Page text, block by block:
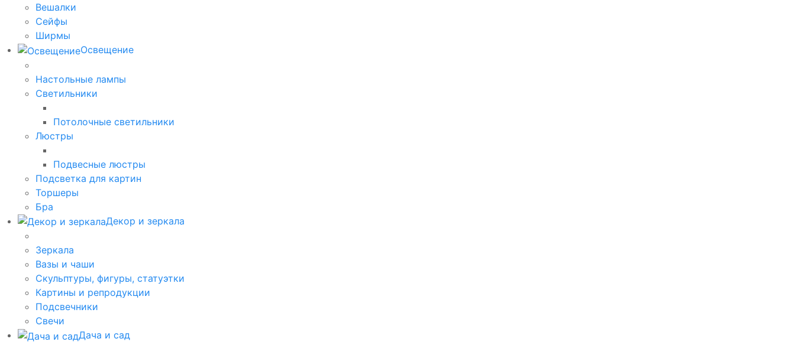
Вешалки
Сейфы
Ширмы
Освещение
Настольные лампы
Светильники
Потолочные светильники
Люстры
Подвесные люстры
Подсветка для картин
Торшеры
Бра
Декор и зеркала
Зеркала
Вазы и чаши
Скульптуры, фигуры, статуэтки
Картины и репродукции
Подсвечники
Свечи
Дача и сад